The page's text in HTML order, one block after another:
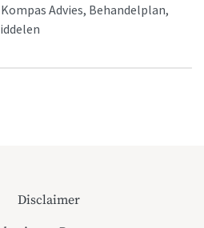
Advies, Behandelplan,
Disclaimer